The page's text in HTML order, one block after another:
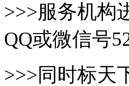
>>>服务机构
QQ或微信号
>>>同时标天